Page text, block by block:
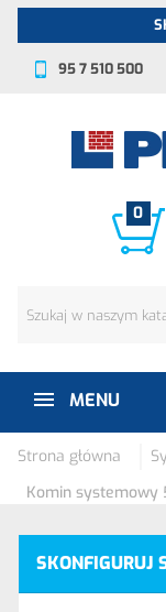
95 7 510 500
0
MENU
Strona główna
Komin systemowy
SKONFIGURUJ